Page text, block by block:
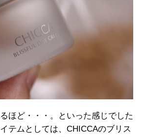
ほど・・・。といった感じでした
テムとしては、CHICCAのブリス